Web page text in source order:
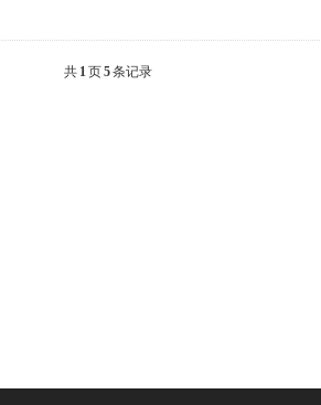
共 1页5条记录